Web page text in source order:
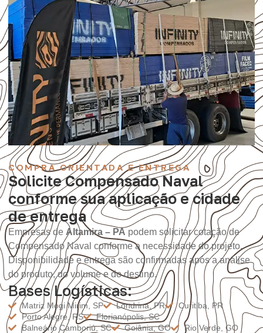
COMPRA ORIENTADA E ENTREGA
Solicite Compensado Naval
conforme sua aplicação e cidade
de entrega
Empresas de Altamira – PA podem solicitar cotação de
Compensado Naval conforme a necessidade do projeto.
Disponibilidade e entrega são confirmadas após a análise
do produto, do volume e do destino.
Bases Logísticas:
Matriz Mogi Mirim, SP Londrina, PR
Curitiba, PR
Porto Alegre, RS
Florianópolis, SC
Balneário Camboriú, SC
Goiânia, GO
Rio Verde, GO